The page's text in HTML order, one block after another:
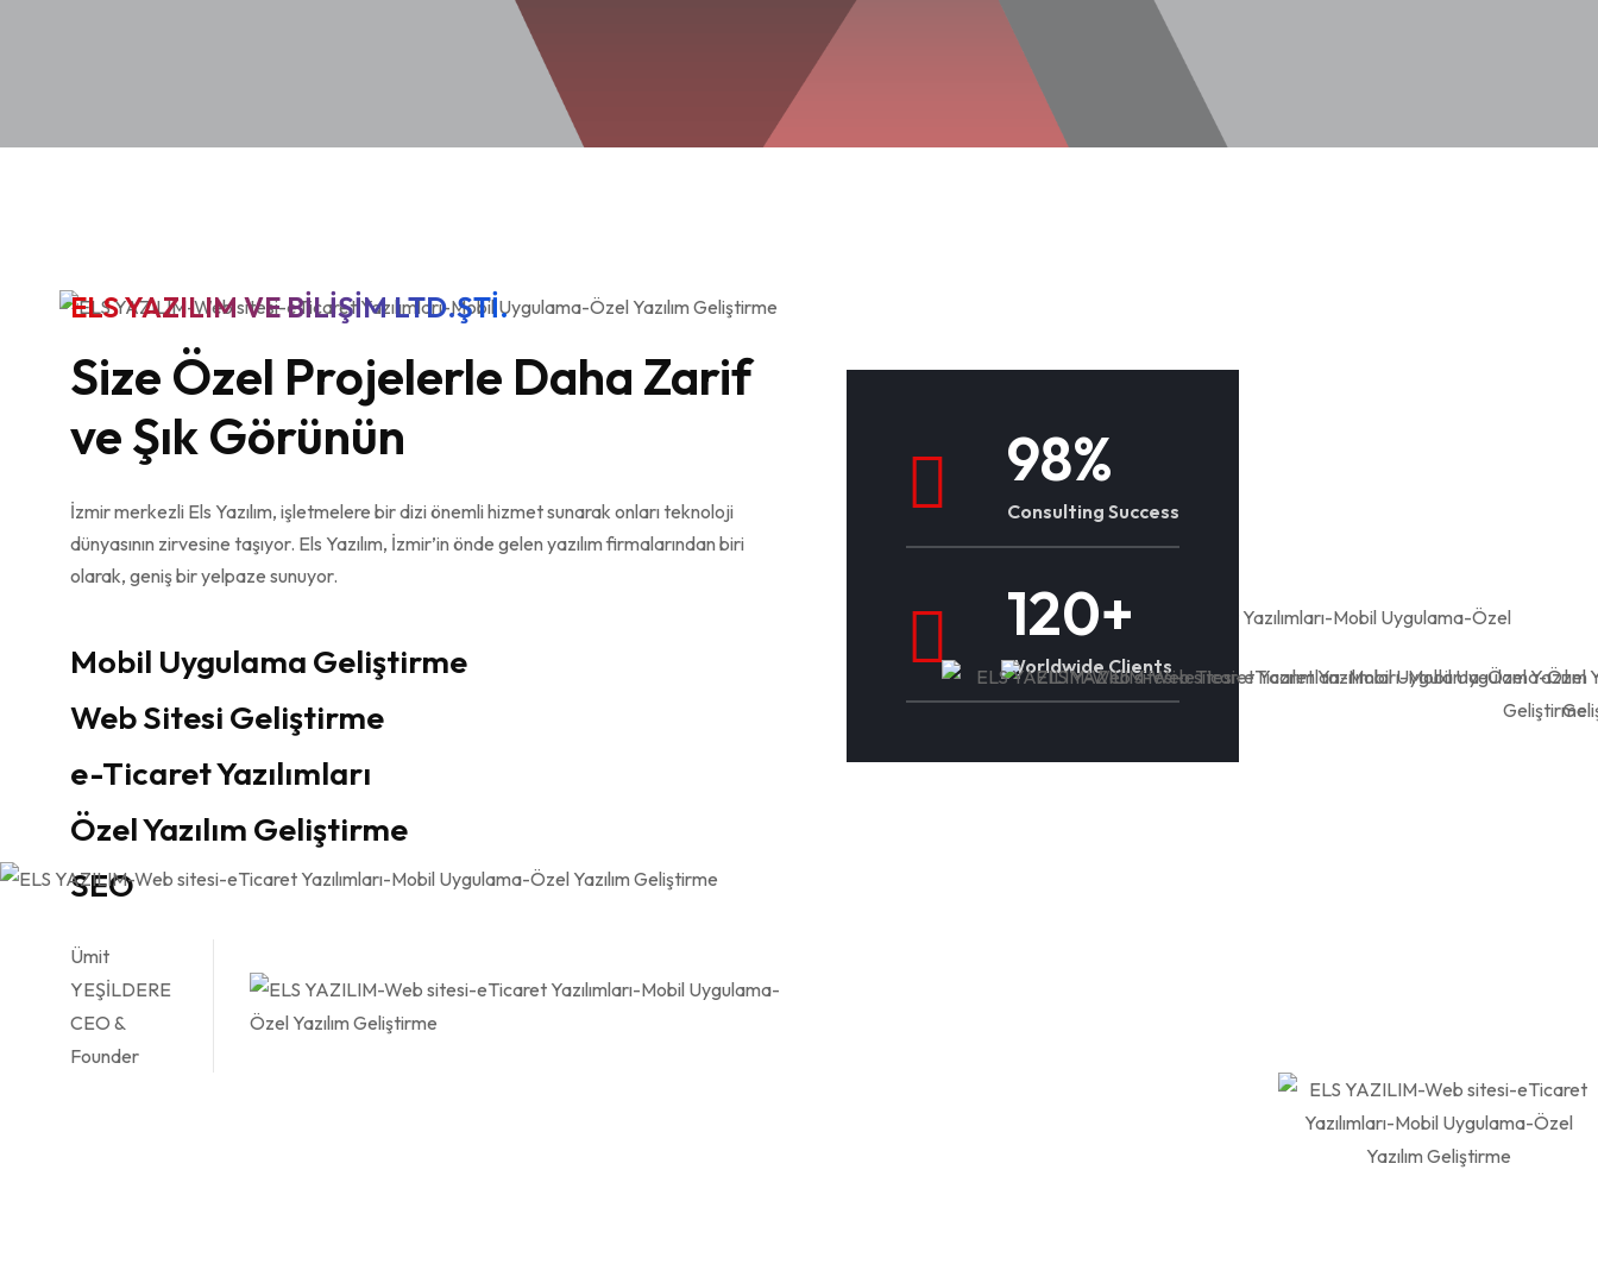
ELS YAZILIM VE BILIŞIM LTD.ŞTI.
Size Özel Projelerle Daha Zarif
ve Şık Görünün
İzmir merkezli Els Yazılım, işletmelere bir dizi önemli hizmet sunarak onları teknoloji
dünyasının zirvesine taşıyor. Els Yazılım, İzmir’in önde gelen yazılım firmalarından biri
olarak, geniş bir yelpaze sunuyor.
Mobil Uygulama Geliştirme
Web Sitesi Geliştirme
e-Ticaret Yazılımları
Özel Yazılım Geliştirme
SEO
Ümit
YEŞİLDERE
CEO &
Founder
98%
Consulting Success
120+
Worldwide Clients